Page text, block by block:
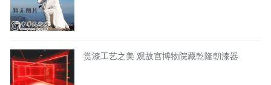
赏漆工艺之美 观故宫博物院藏乾隆朝漆器